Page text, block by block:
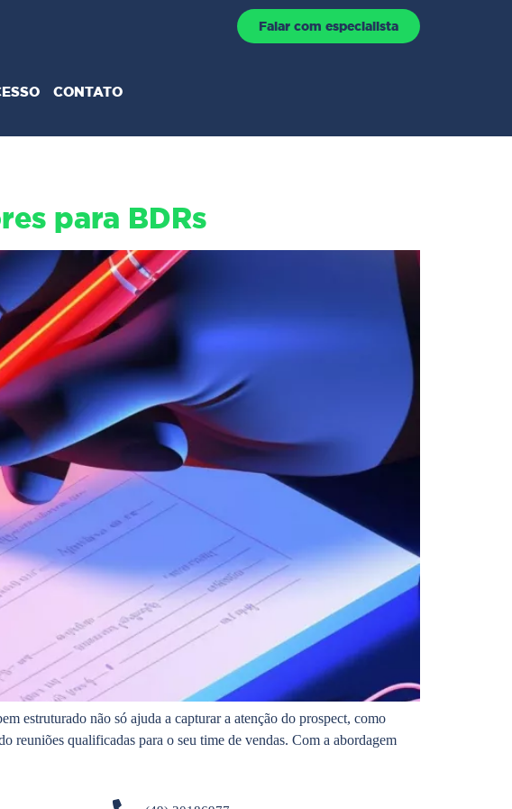
Falar com especialista
CONTATO
para BDRs
estruturado não só ajuda a capturar a atenção do prospect, como
reuniões qualificadas para o seu time de vendas. Com a abordagem